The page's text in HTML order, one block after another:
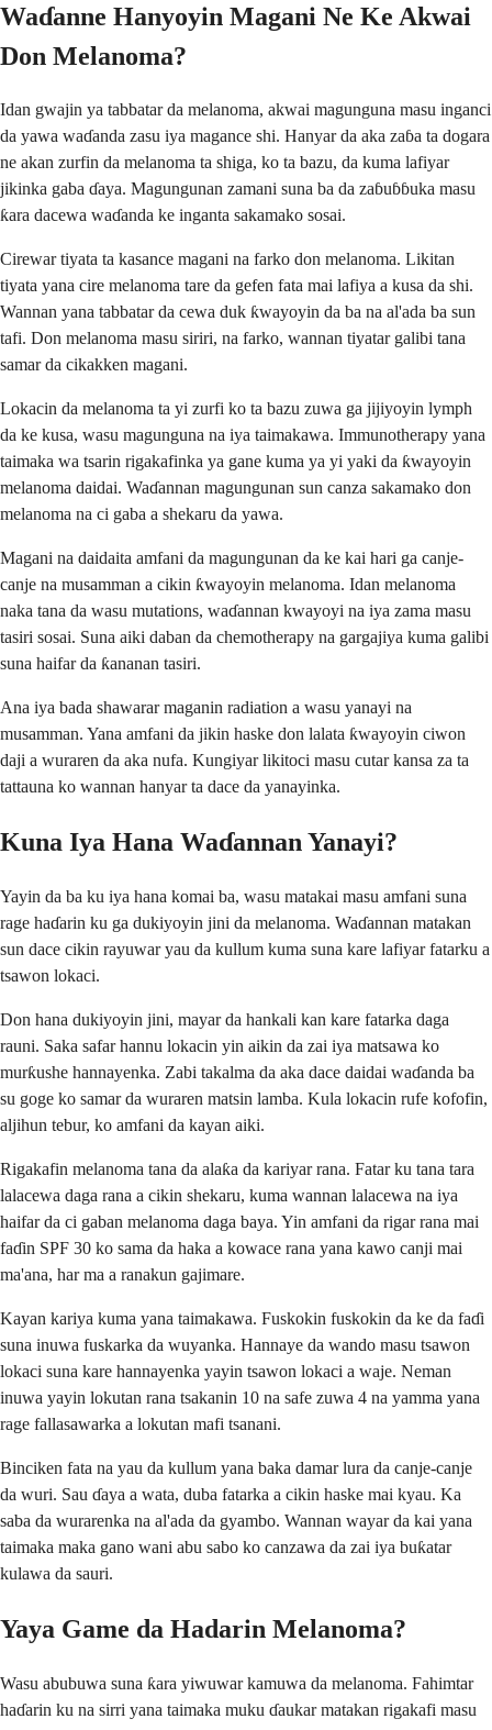
Waɗanne Hanyoyin Magani Ne Ke Akwai
Don Melanoma?
Idan gwajin ya tabbatar da melanoma, akwai magunguna masu inganci
da yawa waɗanda zasu iya magance shi. Hanyar da aka zaɓa ta dogara
ne akan zurfin da melanoma ta shiga, ko ta bazu, da kuma lafiyar
jikinka gaba ɗaya. Magungunan zamani suna ba da zaɓuɓɓuka masu
ƙara dacewa waɗanda ke inganta sakamako sosai.
Cirewar tiyata ta kasance magani na farko don melanoma. Likitan
tiyata yana cire melanoma tare da gefen fata mai lafiya a kusa da shi.
Wannan yana tabbatar da cewa duk ƙwayoyin da ba na al'ada ba sun
tafi. Don melanoma masu siriri, na farko, wannan tiyatar galibi tana
samar da cikakken magani.
Lokacin da melanoma ta yi zurfi ko ta bazu zuwa ga jijiyoyin lymph
da ke kusa, wasu magunguna na iya taimakawa. Immunotherapy yana
taimaka wa tsarin rigakafinka ya gane kuma ya yi yaki da ƙwayoyin
melanoma daidai. Waɗannan magungunan sun canza sakamako don
melanoma na ci gaba a shekaru da yawa.
Magani na daidaita amfani da magungunan da ke kai hari ga canje-
canje na musamman a cikin ƙwayoyin melanoma. Idan melanoma
naka tana da wasu mutations, waɗannan kwayoyi na iya zama masu
tasiri sosai. Suna aiki daban da chemotherapy na gargajiya kuma galibi
suna haifar da ƙananan tasiri.
Ana iya bada shawarar maganin radiation a wasu yanayi na
musamman. Yana amfani da jikin haske don lalata ƙwayoyin ciwon
daji a wuraren da aka nufa. Kungiyar likitoci masu cutar kansa za ta
tattauna ko wannan hanyar ta dace da yanayinka.
Kuna Iya Hana Waɗannan Yanayi?
Yayin da ba ku iya hana komai ba, wasu matakai masu amfani suna
rage haɗarin ku ga dukiyoyin jini da melanoma. Waɗannan matakan
sun dace cikin rayuwar yau da kullum kuma suna kare lafiyar fatarku a
tsawon lokaci.
Don hana dukiyoyin jini, mayar da hankali kan kare fatarka daga
rauni. Saka safar hannu lokacin yin aikin da zai iya matsawa ko
murƙushe hannayenka. Zabi takalma da aka dace daidai waɗanda ba
su goge ko samar da wuraren matsin lamba. Kula lokacin rufe kofofin,
aljihun tebur, ko amfani da kayan aiki.
Rigakafin melanoma tana da alaƙa da kariyar rana. Fatar ku tana tara
lalacewa daga rana a cikin shekaru, kuma wannan lalacewa na iya
haifar da ci gaban melanoma daga baya. Yin amfani da rigar rana mai
faɗin SPF 30 ko sama da haka a kowace rana yana kawo canji mai
ma'ana, har ma a ranakun gajimare.
Kayan kariya kuma yana taimakawa. Fuskokin fuskokin da ke da faɗi
suna inuwa fuskarka da wuyanka. Hannaye da wando masu tsawon
lokaci suna kare hannayenka yayin tsawon lokaci a waje. Neman
inuwa yayin lokutan rana tsakanin 10 na safe zuwa 4 na yamma yana
rage fallasawarka a lokutan mafi tsanani.
Binciken fata na yau da kullum yana baka damar lura da canje-canje
da wuri. Sau ɗaya a wata, duba fatarka a cikin haske mai kyau. Ka
saba da wurarenka na al'ada da gyambo. Wannan wayar da kai yana
taimaka maka gano wani abu sabo ko canzawa da zai iya buƙatar
kulawa da sauri.
Yaya Game da Hadarin Melanoma?
Wasu abubuwa suna ƙara yiwuwar kamuwa da melanoma. Fahimtar
haɗarin ku na sirri yana taimaka muku ɗaukar matakan rigakafi masu